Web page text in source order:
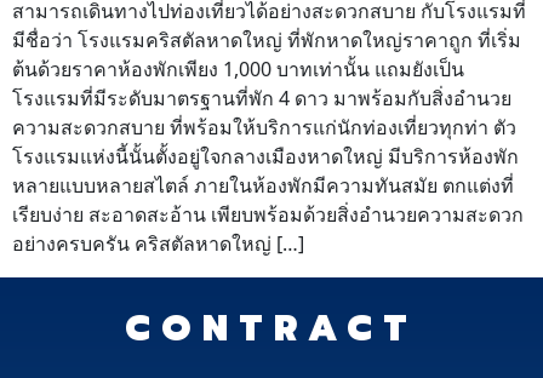
สามารถเดินทางไปท่องเที่ยวได้อย่างสะดวกสบาย กับโรงแรมที่
มีชื่อว่า โรงแรมคริสตัลหาดใหญ่ ที่พักหาดใหญ่ราคาถูก ที่เริ่ม
ต้นด้วยราคาห้องพักเพียง 1,000 บาทเท่านั้น แถมยังเป็น
โรงแรมที่มีระดับมาตรฐานที่พัก 4 ดาว มาพร้อมกับสิ่งอำนวย
ความสะดวกสบาย ที่พร้อมให้บริการแก่นักท่องเที่ยวทุกท่า ตัว
โรงแรมแห่งนี้นั้นตั้งอยู่ใจกลางเมืองหาดใหญ่ มีบริการห้องพัก
หลายแบบหลายสไตล์ ภายในห้องพักมีความทันสมัย ตกแต่งที่
เรียบง่าย สะอาดสะอ้าน เพียบพร้อมด้วยสิ่งอำนวยความสะดวก
อย่างครบครัน คริสตัลหาดใหญ่ […]
CONTRACT